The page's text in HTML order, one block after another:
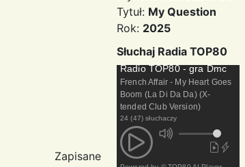
Zapisane
Tytuł: My Question
Rok: 2025
Słuchaj Radia TOP80
Radio TOP80 - gra Dmc
French Affair - My Heart Goes
Boom (La Di Da Da) (X-
tended Club Version)
24 (47) słuchaczy